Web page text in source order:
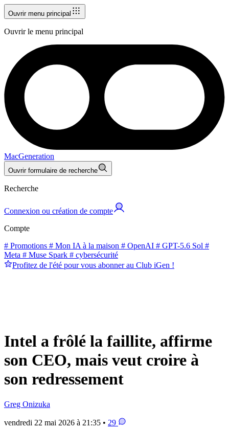
Ouvrir menu principal
Ouvrir le menu principal
MacGeneration
Ouvrir formulaire de recherche
Recherche
Connexion ou création de compte
Compte
# Promotions # Mon IA à la maison # OpenAI # GPT-5.6 Sol #
Meta # Muse Spark # cybersécurité
Profitez de l'été pour vous abonner au Club iGen !
Intel a frôlé la faillite, affirme
son CEO, mais veut croire à
son redressement
Greg Onizuka
vendredi 22 mai 2026 à 21:35 • 29